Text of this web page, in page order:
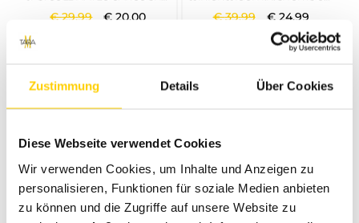
Zustimmung Details Über Cookies
Diese Webseite verwendet Cookies
Wir verwenden Cookies, um Inhalte und Anzeigen zu
personalisieren, Funktionen für soziale Medien anbieten
zu können und die Zugriffe auf unsere Website zu
€29,99 €20,00 €39,99 € 24,99